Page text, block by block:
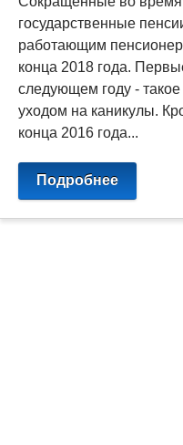
государственные
работающим
конца 2018 года.
следующем году -
уходом на каникулы.
конца 2016 года...
Подробнее